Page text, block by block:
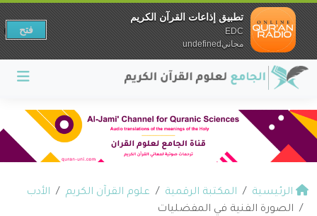
الرئيسية المكتبة الرقمية علوم القرآن الكريم
الأدب
الصورة الفنية في المفضليات
تطبيق إذاعات القرآن الكريم
EDC
مجانيundefined
فتح